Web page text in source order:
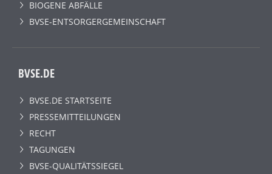
BIOGENE ABFÄLLE
BVSE-ENTSORGERGEMEINSCHAFT
BVSE.DE
BVSE.DE STARTSEITE
PRESSEMITTEILUNGEN
RECHT
TAGUNGEN
BVSE-QUALITÄTSSIEGEL